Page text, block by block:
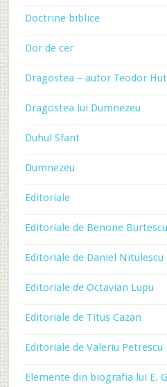
Doctrine biblice
Dor de cer
Dragostea – autor Teodor
Dragostea lui Dumnezeu
Duhul Sfant
Dumnezeu
Editoriale
Editoriale de Benone Burtescu
Editoriale de Daniel Nitulescu
Editoriale de Octavian Lupu
Editoriale de Titus Cazan
Editoriale de Valeriu Petrescu
Elemente din biografia lui E.